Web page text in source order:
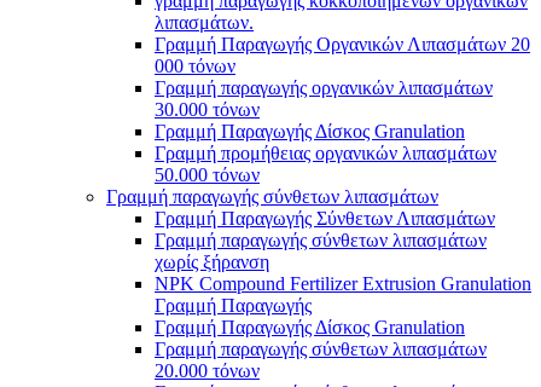
λιπασμάτων.
Γραμμή Παραγωγής Οργανικών Λιπασμάτων 20
000 τόνων
Γραμμή παραγωγής οργανικών λιπασμάτων
30.000 τόνων
Γραμμή Παραγωγής Δίσκος Granulation
Γραμμή προμήθειας οργανικών λιπασμάτων
50.000 τόνων
Γραμμή παραγωγής σύνθετων λιπασμάτων
Γραμμή Παραγωγής Σύνθετων Λιπασμάτων
Γραμμή παραγωγής σύνθετων λιπασμάτων
χωρίς ξήρανση
NPK Compound Fertilizer Extrusion Granulation
Γραμμή Παραγωγής
Γραμμή Παραγωγής Δίσκος Granulation
Γραμμή παραγωγής σύνθετων λιπασμάτων
20.000 τόνων